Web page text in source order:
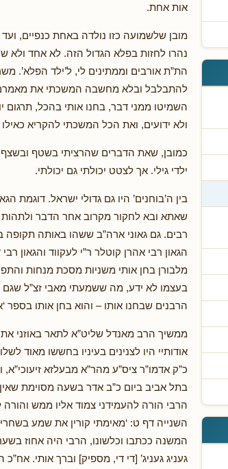
אות אחת.
מובן שלשמועה כזו נולדה באחת כנפיים,
נהרו לחזות בפלא הגדול הזה. לא אחד ולא
הת”ת אורבים וממתינים לי, ל’ילד הפלא’.
להתבלבל ובלא מחשבה המשכתי את מאמרם
השמיטו ממני דבר, בחנו אותי בהכל, תרגום
ולא ידועים, ואת הכל המשכתי להקריא כאילו
כמובן, שאת הדברים שהרציתי בשטף
ילדי גילי. אך לצטט יכולתי גם יכולתי.
בין ה’בוחנים’ היו גם גדולי ישראל. דוגמת
שאתא ובא לחקור מקרוב אחר הדבר ולתהות
רבים. גם גאוני ארה”ב ששהו באותה תקופה
הגאון רבי אהרן קוטלר ר”י לעקווד והגאון
מלבורן בחן אותי משניות מסכת מנחות
בעצמו לא ידע, מה ששמעתי מאבי זצ”ל שגם
הרבנים שבחנו אותו – והוא בחן אותו בספר
ממשיך הרב מאנדל שליט”א לתאר באוזני
אודותיי היו לצנינים בעיניו בחששו מאוד
כ”ק אדמו”ר ציס”ע מהר”א מבעלזא
בתל אביב ביום כ”ב אדר בשעה מסוימת
הרבי הורה להעמידני צמוד אליו ממש
השנייה דף ט: ‘מאימתי קורין את שמע
המשנה ככתבו וכלשונו, הרבי היה אחוז
געניג געניג’ [די די, מספיק] וברך אותי.